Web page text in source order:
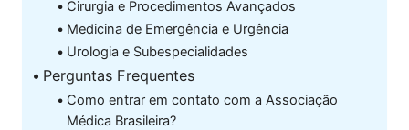
Cirurgia e Procedimentos Avançados
Medicina de Emergência e Urgência
Urologia e Subespecialidades
Perguntas Frequentes
Como entrar em contato com a Associação
Médica Brasileira?